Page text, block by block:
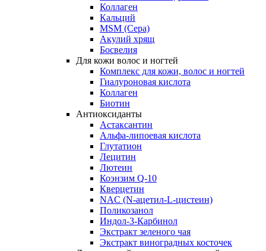
Коллаген
Кальций
MSM (Сера)
Акулий хрящ
Босвелия
Для кожи волос и ногтей
Комплекс для кожи, волос и ногтей
Гиалуроновая кислота
Коллаген
Биотин
Антиоксиданты
Астаксантин
Альфа-липоевая кислота
Глутатион
Лецитин
Лютеин
Коэнзим Q-10
Кверцетин
NAC (N-ацетил-L-цистеин)
Поликозанол
Индол-3-Карбинол
Экстракт зеленого чая
Экстракт виноградных косточек